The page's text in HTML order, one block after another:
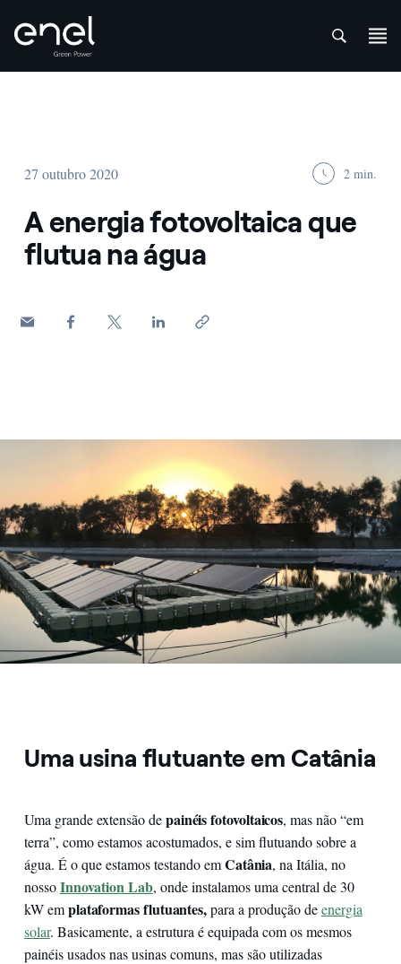
27 outubro 2020 2 min.
A energia fotovoltaica que
flutua na água
Uma usina flutuante em Catânia
Uma grande extensão depainéis fotovoltaicos, mas não “em
terra”, como estamos acostumados, e sim flutuando sobre a
água. É o que estamos testando emCatânia, na Itália, no
nossoInnovation Lab, onde instalamos uma central de 30
kW emplataformas flutuantes,para a produção deenergia
solar. Basicamente, a estrutura é equipada com os mesmos
painéis usados nas usinas comuns, mas são utilizadas